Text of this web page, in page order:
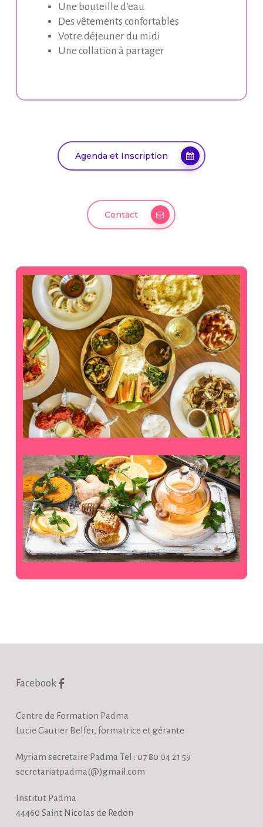
Une bouteille d’eau
Des vêtements confortables
Votre déjeuner du midi
Une collation à partager
Agenda et Inscription
Contact
Facebook
Centre de Formation Padma
Lucie Gautier Belfer, formatrice et gérante
Myriam secretaire Padma Tel : 07 80 04 21 59
secretariatpadma(@)gmail.com
Institut Padma
44460 Saint Nicolas de Redon